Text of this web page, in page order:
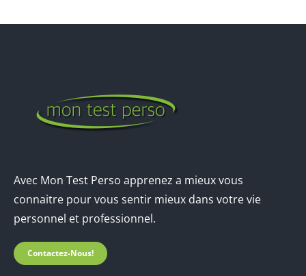
Avec Mon Test Perso apprenez a mieux vous
connaitre pour vous sentir mieux dans votre vie
personnel et professionnel.
Contactez-Nous!